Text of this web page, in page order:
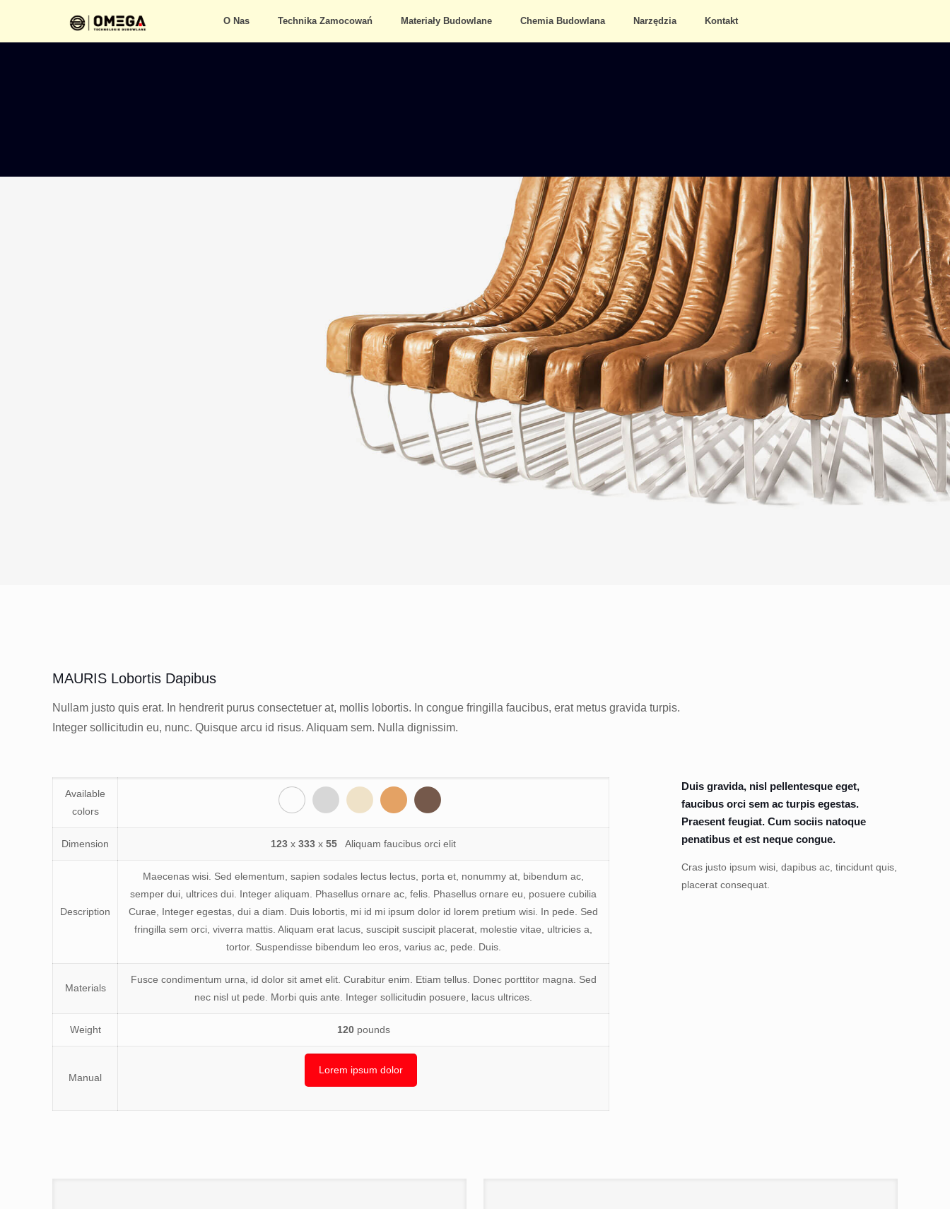
O Nas Technika Zamocowań Materiały Budowlane Chemia Budowlana Narzędzia Kontakt
MAURIS Lobortis Dapibus
Nullam justo quis erat. In hendrerit purus consectetuer at, mollis lobortis. In congue fringilla faucibus, erat metus gravida turpis.
Integer sollicitudin eu, nunc. Quisque arcu id risus. Aliquam sem. Nulla dignissim.
Available
colors
Dimension 123 x333 x55 Aliquam faucibus orci elit
Description
Maecenas wisi. Sed elementum, sapien sodales lectus lectus, porta et, nonummy at, bibendum ac,
semper dui, ultrices dui. Integer aliquam. Phasellus ornare ac, felis. Phasellus ornare eu, posuere cubilia
Curae, Integer egestas, dui a diam. Duis lobortis, mi id mi ipsum dolor id lorem pretium wisi. In pede. Sed
fringilla sem orci, viverra mattis. Aliquam erat lacus, suscipit suscipit placerat, molestie vitae, ultricies a,
tortor. Suspendisse bibendum leo eros, varius ac, pede. Duis.
Materials
Fusce condimentum urna, id dolor sit amet elit. Curabitur enim. Etiam tellus. Donec porttitor magna. Sed
nec nisl ut pede. Morbi quis ante. Integer sollicitudin posuere, lacus ultrices.
Weight 120pounds
Manual
Lorem ipsum dolor
Duis gravida, nisl pellentesque eget,
faucibus orci sem ac turpis egestas.
Praesent feugiat. Cum sociis natoque
penatibus et est neque congue.
Cras justo ipsum wisi, dapibus ac, tincidunt quis,
placerat consequat.